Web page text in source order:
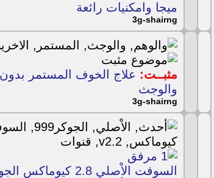
ميجا وامكنيات رائعة
3g-shairng
مثبــت: علاج الخوف المستمر
والوجث
3g-shairng